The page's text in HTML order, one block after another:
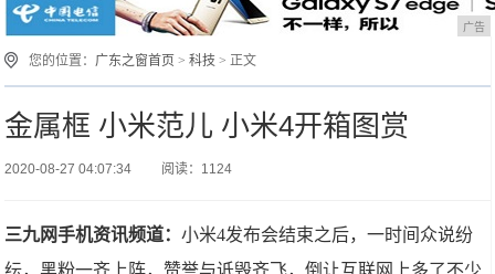
广告
您的位置： 广东之窗首页 >科技 > 正文
金属框 小米范儿 小米4开箱图赏
2020-08-27 04:07:34 阅读：1124
三九网手机资讯频道：小米4发布会结束之后，一时间众说纷
纭，黑粉一齐上阵，赞誉与诋毁齐飞，倒让互联网上多了不少